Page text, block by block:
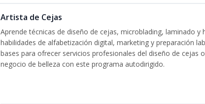
Artista de Cejas
Aprende técnicas de diseño de cejas, microblading, laminado y
habilidades de alfabetización digital, marketing y preparación
bases para ofrecer servicios profesionales del diseño de cejas
negocio de belleza con este programa autodirigido.